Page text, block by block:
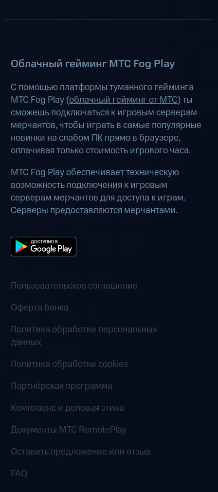
Облачный гейминг МТС Fog Play
С помощью платформы туманного гейминга
МТС Fog Play (облачный гейминг от МТС) ты
сможешь подключаться к игровым серверам
мерчантов, чтобы играть в самые популярные
новинки на слабом ПК прямо в браузере,
оплачивая только стоимость игрового часа.
МТС Fog Play обеспечивает техническую
возможность подключения к игровым
серверам мерчантов для доступа к играм.
Серверы предоставляются мерчантами.
Пользовательское соглашение
Оферта банка
Политика обработки персональных
данных
Политика обработки cookies
Партнёрская программа
Комплаенс и деловая этика
Документы MTC RemotePlay
Оставить предложение или отзыв
FAQ